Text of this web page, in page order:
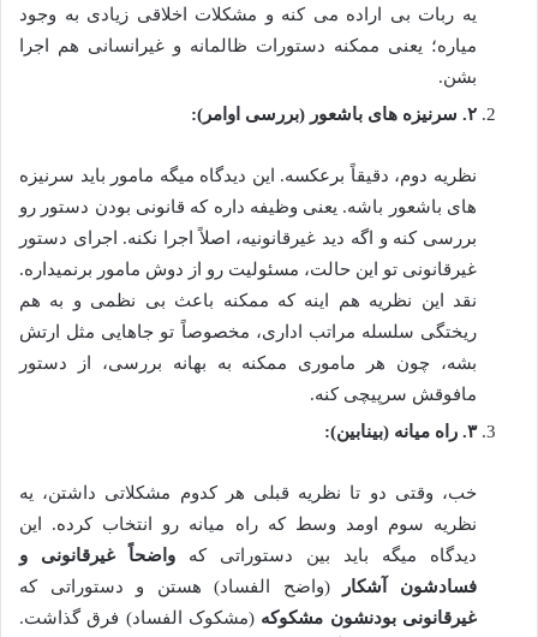
یه ربات بی اراده می کنه و مشکلات اخلاقی زیادی به وجود
میاره؛ یعنی ممکنه دستورات ظالمانه و غیرانسانی هم اجرا
بشن.
۲. سرنیزه های باشعور (بررسی اوامر):
نظریه دوم، دقیقاً برعکسه. این دیدگاه میگه مامور باید سرنیزه
های باشعور باشه. یعنی وظیفه داره که قانونی بودن دستور رو
بررسی کنه و اگه دید غیرقانونیه، اصلاً اجرا نکنه. اجرای دستور
غیرقانونی تو این حالت، مسئولیت رو از دوش مامور برنمیداره.
نقد این نظریه هم اینه که ممکنه باعث بی نظمی و به هم
ریختگی سلسله مراتب اداری، مخصوصاً تو جاهایی مثل ارتش
بشه، چون هر ماموری ممکنه به بهانه بررسی، از دستور
مافوقش سرپیچی کنه.
۳. راه میانه (بینابین):
خب، وقتی دو تا نظریه قبلی هر کدوم مشکلاتی داشتن، یه
نظریه سوم اومد وسط که راه میانه رو انتخاب کرده. این
دیدگاه میگه باید بین دستوراتی که واضحاً غیرقانونی و
فسادشون آشکار
(واضح الفساد) هستن و دستوراتی که
غیرقانونی بودنشون مشکوکه (مشکوک الفساد) فرق گذاشت.